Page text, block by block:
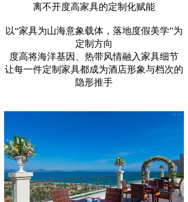
离不开度高家具的定制化赋能
以“家具为山海意象载体，落地度假美学”为
定制方向
度高将海洋基因、热带风情融入家具细节
让每一件定制家具都成为酒店形象与档次的
隐形推手